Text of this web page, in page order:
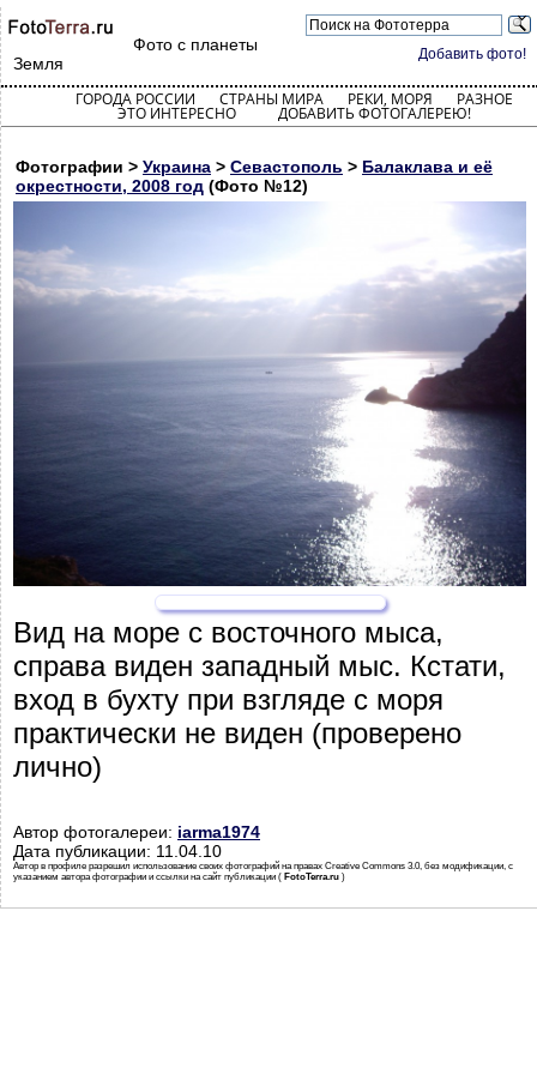
Добавить фото!
Фото с планеты
Земля
ГОРОДА РОССИИ СТРАНЫ МИРА РЕКИ, МОРЯ РАЗНОЕ
ЭТО ИНТЕРЕСНО ДОБАВИТЬ ФОТОГАЛЕРЕЮ!
Фотографии > Украина > Севастополь > Балаклава и её
окрестности, 2008 год (Фото №12)
Вид на море с восточного мыса,
справа виден западный мыс. Кстати,
вход в бухту при взгляде с моря
практически не виден (проверено
лично)
Автор фотогалереи: iarma1974
Дата публикации: 11.04.10
Автор в профиле разрешил использование своих фотографий на правах Creative Commons 3.0, без модификации, с
указанием автора фотографии и ссылки на сайт публикации ( FotoTerra.ru )